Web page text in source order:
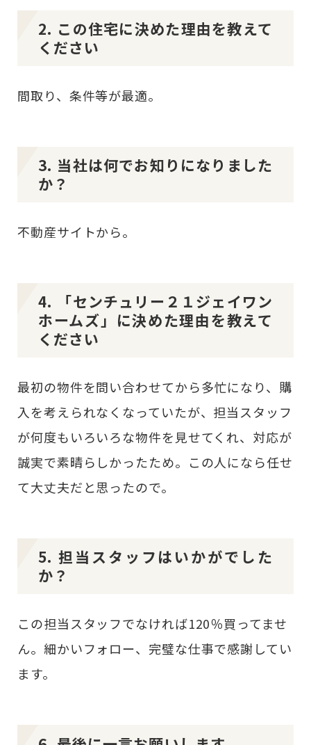
2. この住宅に決めた理由を教えて
ください
間取り、条件等が最適。
3. 当社は何でお知りになりました
か？
不動産サイトから。
4. 「センチュリー２１ジェイワン
ホームズ」に決めた理由を教えて
ください
最初の物件を問い合わせてから多忙になり、購
入を考えられなくなっていたが、担当スタッフ
が何度もいろいろな物件を見せてくれ、対応が
誠実で素晴らしかったため。この人になら任せ
て大丈夫だと思ったので。
5. 担当スタッフはいかがでした
か？
この担当スタッフでなければ120％買ってませ
ん。細かいフォロー、完璧な仕事で感謝してい
ます。